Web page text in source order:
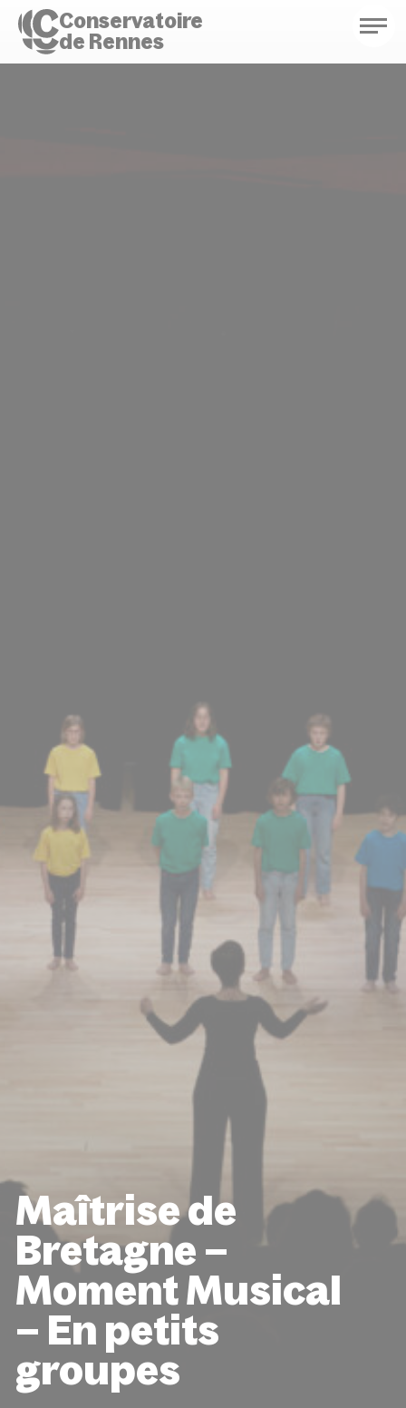
Conservatoire
de Rennes
Maîtrise de
Bretagne –
Moment Musical
– En petits
groupes